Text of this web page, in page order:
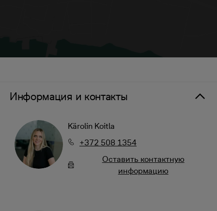
Информация и контакты
Kärolin Koitla
+372 508 1354
Oставить контактную
информацию